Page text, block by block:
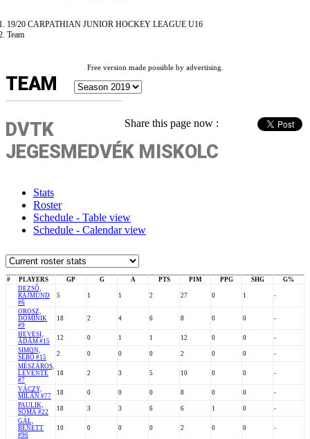
19/20 CARPATHIAN JUNIOR HOCKEY LEAGUE U16
Team
Free version made possible by advertising.
TEAM
Share this page now :
DVTK
JEGESMEDVÉK MISKOLC
Stats
Roster
Schedule - Table view
Schedule - Calendar view
# PLAYERS GP G A PTS PIM PPG SHG
G%
DEZSŐ,
RAJMUND
#6
5 1 1 2 27 0 1 -
OROSZ,
DOMINIK
#9
18 2 4 6 8 0 0 -
HEVESI,
ÁDÁM #15
12 0 1 1 12 0 0
-
SIMON,
SEBŐ #15
2 0 0 0 2 0 0
-
MÉSZÁROS,
LEVENTE
#7
18 2 3 5 10 0 0 -
VÁCZY,
MILÁN #77
18 0 0 0 8 0 0
-
PAULIK,
SOMA #22
18 3 3 6 6 1 0
-
GÁL,
BENETT
#96
10 0 0 0 2 0 0 -